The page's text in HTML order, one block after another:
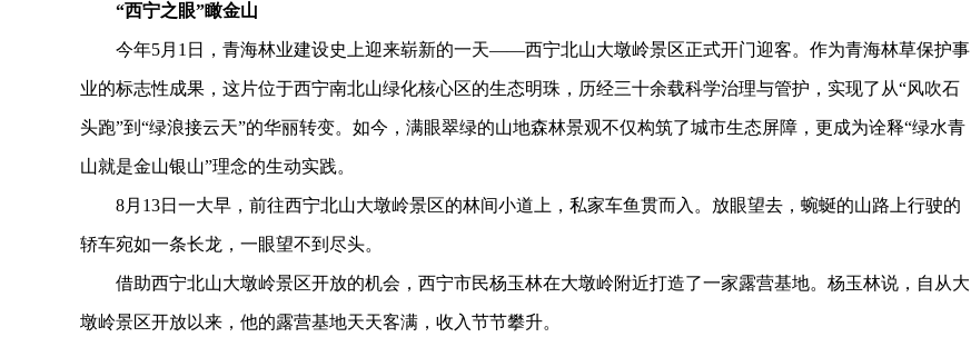
“西宁之眼”瞰金山
今年5月1日，青海林业建设史上迎来崭新的一天——西宁北山大墩岭景区正式开门迎客。作为青海林草保护事
业的标志性成果，这片位于西宁南北山绿化核心区的生态明珠，历经三十余载科学治理与管护，实现了从“风吹石
头跑”到“绿浪接云天”的华丽转变。如今，满眼翠绿的山地森林景观不仅构筑了城市生态屏障，更成为诠释“绿水青
山就是金山银山”理念的生动实践。
8月13日一大早，前往西宁北山大墩岭景区的林间小道上，私家车鱼贯而入。放眼望去，蜿蜒的山路上行驶的
轿车宛如一条长龙，一眼望不到尽头。
借助西宁北山大墩岭景区开放的机会，西宁市民杨玉林在大墩岭附近打造了一家露营基地。杨玉林说，自从大
墩岭景区开放以来，他的露营基地天天客满，收入节节攀升。